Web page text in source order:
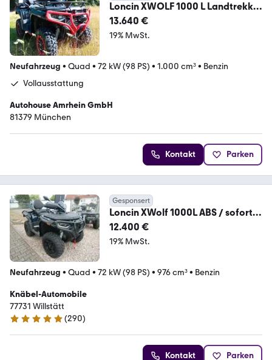
Loncin XWOLF 1000 L Landtrekker
Vollausstattung
13.640 €
19% MwSt.
Neufahrzeug • Quad • 72 kW (98 PS) • 1.000 cm³• Benzin
Vollausstattung
Autohouse Amrhein GmbH
81379 München
Kontakt Parken
Gesponsert
Loncin XWolf 1000L ABS / sofort
verfügbar
12.400 €
19% MwSt.
Neufahrzeug • Quad • 72 kW (98 PS) • 976 cm³• Benzin
Knäbel-Automobile
77731 Willstätt
4.9 Sterne
(290)
Kontakt Parken